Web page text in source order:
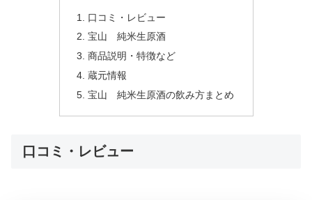
口コミ・レビュー
宝山 純米生原酒
商品説明・特徴など
蔵元情報
宝山 純米生原酒の飲み方まとめ
口コミ・レビュー